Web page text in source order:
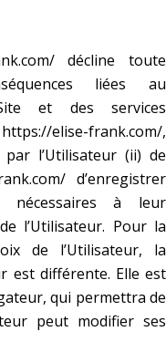
décline toute
liées au
et des services
https://elise-frank.com/,
l’Utilisateur (ii) de
d’enregistrer
à leur
l’Utilisateur. Pour la
de l’Utilisateur, la
est différente. Elle est
qui permettra de
peut modifier ses